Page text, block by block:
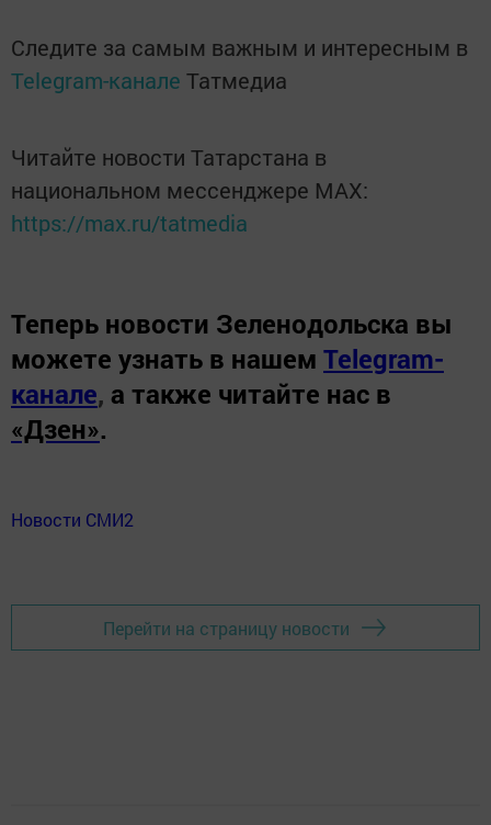
Следите за самым важным и интересным в
Telegram-канале Татмедиа
Читайте новости Татарстана в
национальном мессенджере MАХ:
https://max.ru/tatmedia
Теперь новости Зеленодольска вы
можете узнать в нашем Telegram-
канале, а также читайте нас в
«Дзен».
Новости СМИ2
Перейти на страницу новости